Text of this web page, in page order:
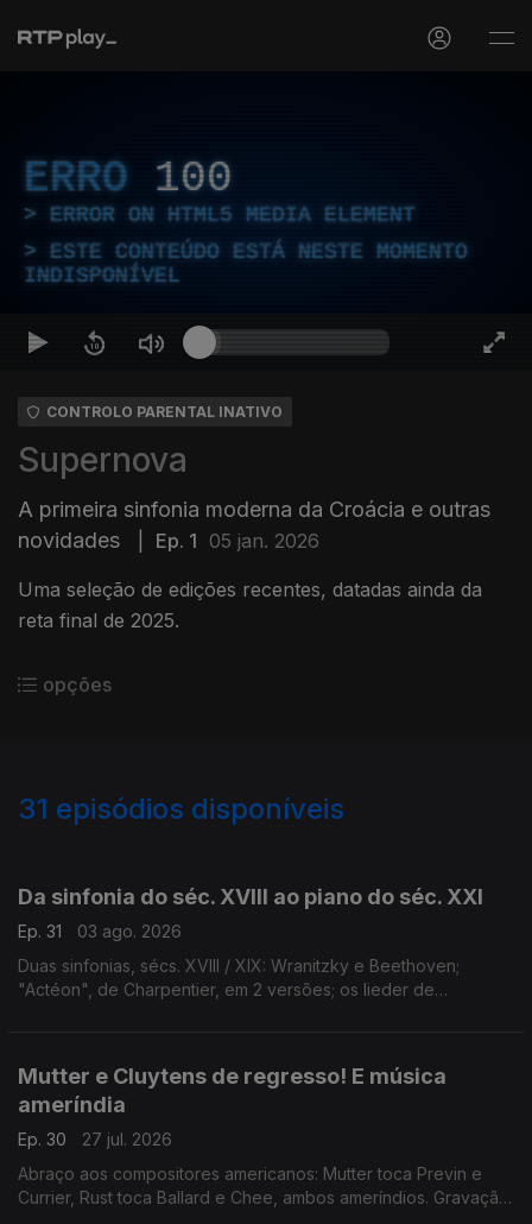
ERRO 100
ERROR ON HTML5 MEDIA ELEMENT
ESTE CONTEÚDO ESTÁ NESTE MOMENTO
INDISPONÍVEL
CONTROLO PARENTAL INATIVO
Supernova
A primeira sinfonia moderna da Croácia e outras
novidades
Ep. 1 05 jan. 2026
Uma seleção de edições recentes, datadas ainda da
reta final de 2025.
opções
31 episódios disponíveis
Da sinfonia do séc. XVIII ao piano do séc. XXI
Ep. 31
03 ago. 2026
Duas sinfonias, sécs. XVIII / XIX: Wranitzky e Beethoven;
"Actéon", de Charpentier, em 2 versões; os lieder de
Mutter e Cluytens de regresso! E música
ameríndia
Ep. 30
27 jul. 2026
Abraço aos compositores americanos: Mutter toca Previn e
Currier, Rust toca Ballard e Chee, ambos ameríndios. Gravação